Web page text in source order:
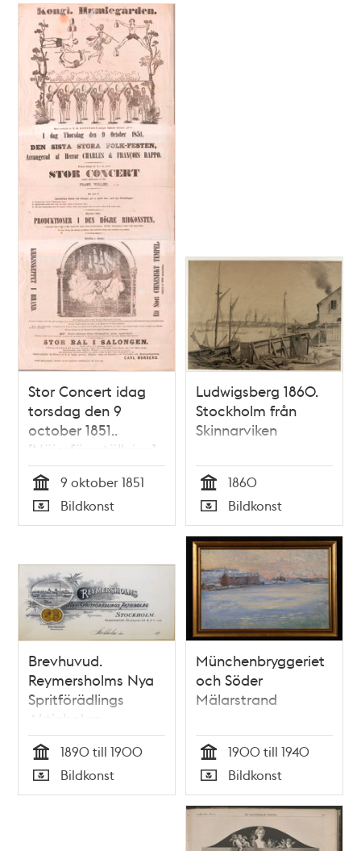
Stor Concert idag
torsdag den 9
october 1851..
[Nöjesföreställning]
Tid
9 oktober 1851
Typ
Bildkonst
Ludwigsberg 1860.
Stockholm från
Skinnarviken
Tid
1860
Typ
Bildkonst
Brevhuvud.
Reymersholms Nya
Spritförädlings
Aktiebolag
Tid
1890 till 1900
Typ
Bildkonst
Münchenbryggeriet
och Söder
Mälarstrand
Tid
1900 till 1940
Typ
Bildkonst